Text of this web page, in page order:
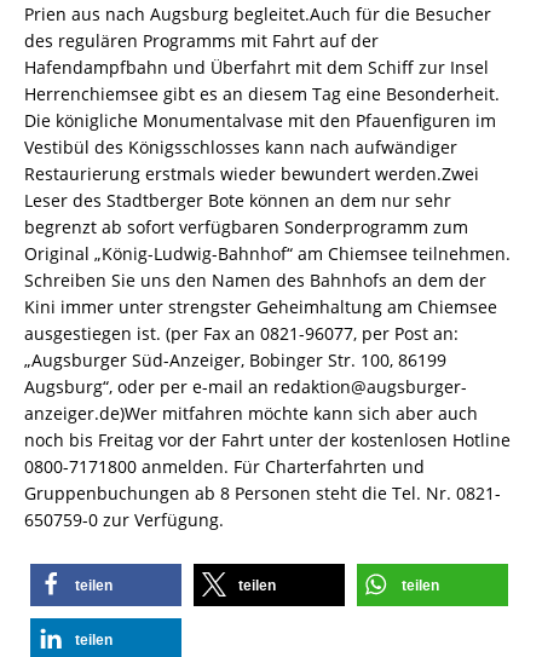
Prien aus nach Augsburg begleitet.Auch für die Besucher
des regulären Programms mit Fahrt auf der
Hafendampfbahn und Überfahrt mit dem Schiff zur Insel
Herrenchiemsee gibt es an diesem Tag eine Besonderheit.
Die königliche Monumentalvase mit den Pfauenfiguren im
Vestibül des Königsschlosses kann nach aufwändiger
Restaurierung erstmals wieder bewundert werden.Zwei
Leser des Stadtberger Bote können an dem nur sehr
begrenzt ab sofort verfügbaren Sonderprogramm zum
Original „König-Ludwig-Bahnhof“ am Chiemsee teilnehmen.
Schreiben Sie uns den Namen des Bahnhofs an dem der
Kini immer unter strengster Geheimhaltung am Chiemsee
ausgestiegen ist. (per Fax an 0821-96077, per Post an:
„Augsburger Süd-Anzeiger, Bobinger Str. 100, 86199
Augsburg“, oder per e-mail an redaktion@augsburger-
anzeiger.de)Wer mitfahren möchte kann sich aber auch
noch bis Freitag vor der Fahrt unter der kostenlosen Hotline
0800-7171800 anmelden. Für Charterfahrten und
Gruppenbuchungen ab 8 Personen steht die Tel. Nr. 0821-
650759-0 zur Verfügung.
teilen teilen teilen
teilen